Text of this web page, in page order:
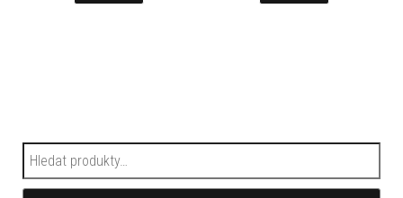
Hledat: